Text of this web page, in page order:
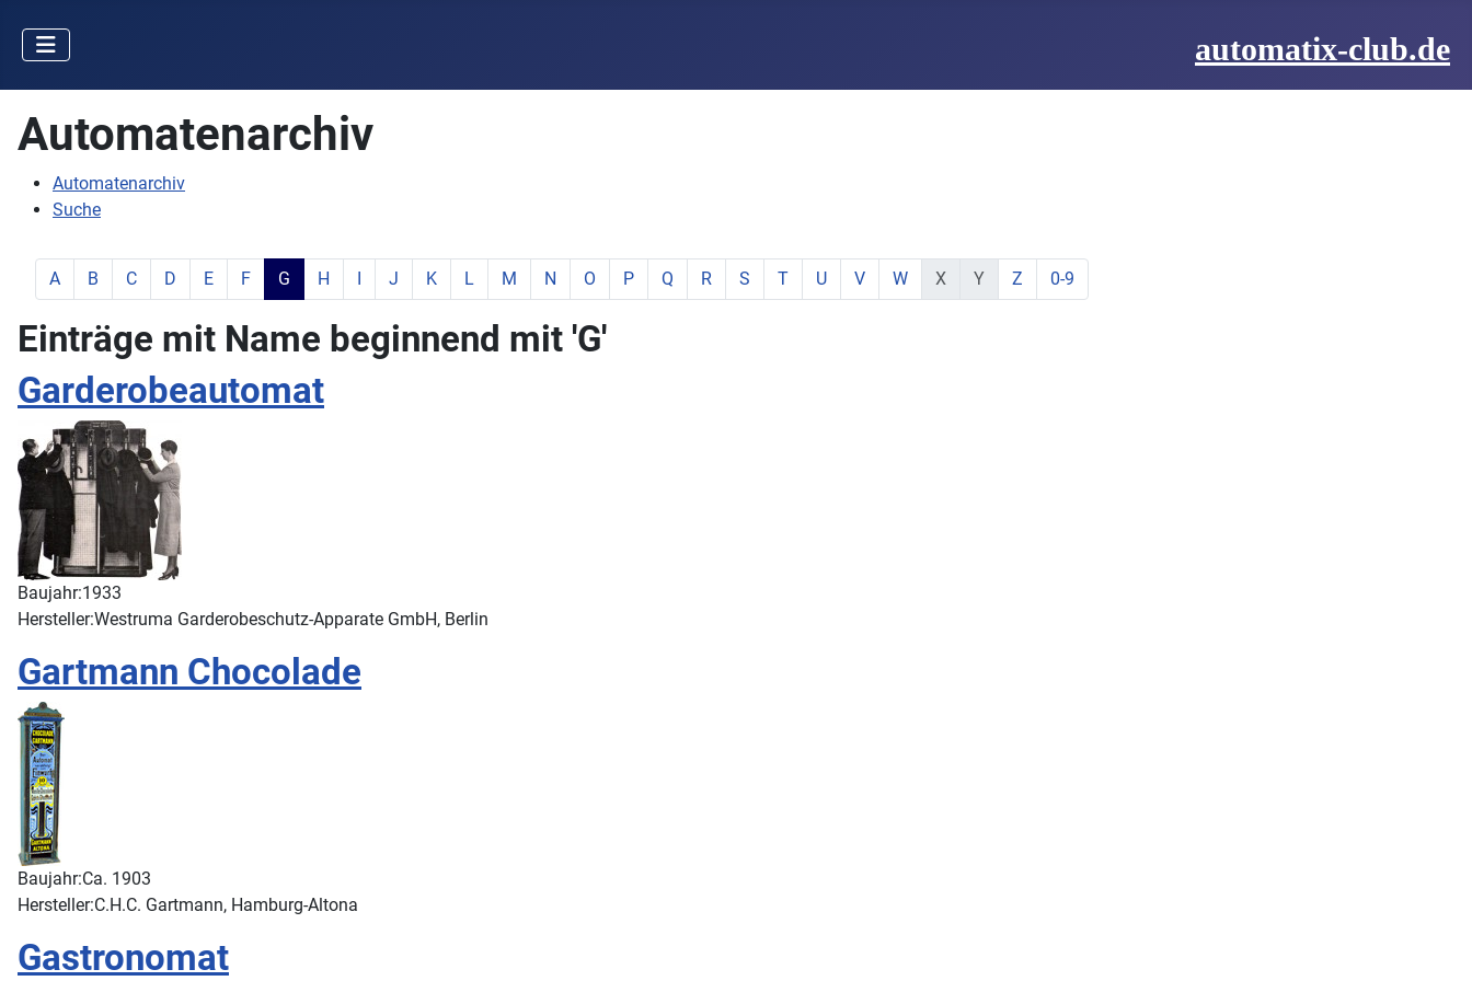
automatix-club.de
Automatenarchiv
Automatenarchiv
Suche
zeige Elemente mit Buchstabe:
A zeige Elemente mit Buchstabe:
B zeige Elemente mit Buchstabe:
C zeige Elemente mit Buchstabe:
D zeige Elemente mit Buchstabe:
E zeige Elemente mit Buchstabe:
F aktiver Buchstabe:
G zeige Elemente mit Buchstabe:
H zeige Elemente mit Buchstabe:
I zeige Elemente mit Buchstabe:
J zeige Elemente mit Buchstabe:
K zeige Elemente mit Buchstabe:
L zeige Elemente mit Buchstabe:
M zeige Elemente mit Buchstabe:
N zeige Elemente mit Buchstabe:
O zeige Elemente mit Buchstabe:
P zeige Elemente mit Buchstabe:
Q zeige Elemente mit Buchstabe:
R zeige Elemente mit Buchstabe:
S zeige Elemente mit Buchstabe:
T zeige Elemente mit Buchstabe:
U zeige Elemente mit Buchstabe:
V zeige Elemente mit Buchstabe:
W keine Elemente mit Buchstabe:
X keine Elemente mit Buchstabe:
Y zeige Elemente mit Buchstabe:
Z zeige Elemente mit Buchstabe:
0-9
Einträge mit Name beginnend mit 'G'
Garderobeautomat
Baujahr:1933
Hersteller:Westruma Garderobeschutz-Apparate GmbH, Berlin
Gartmann Chocolade
Baujahr:Ca. 1903
Hersteller:C.H.C. Gartmann, Hamburg-Altona
Gastronomat